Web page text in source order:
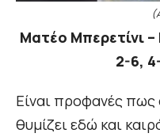
Ματέο Μπερετίνι
2-6,
Είναι προφανές
θυμίζει εδώ και